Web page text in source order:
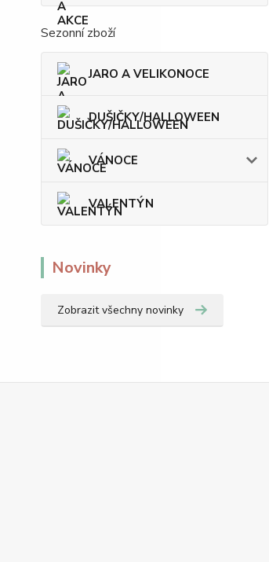
Sezonní zboží
JARO A VELIKONOCE
DUŠIČKY/HALLOWEEN
VÁNOCE
VALENTÝN
Novinky
Zobrazit všechny novinky